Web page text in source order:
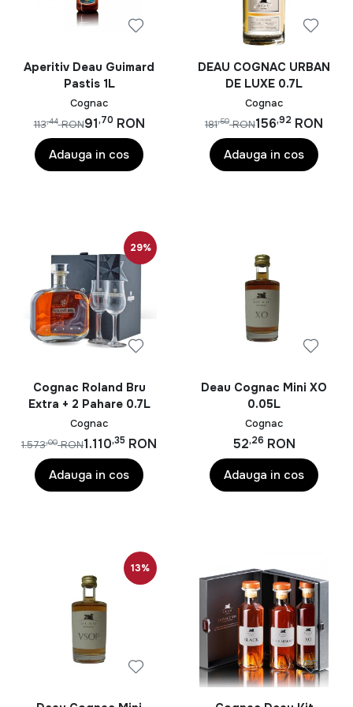
exigente gusturi. Descoperă rafinamentul și
profunzimea unei licori cu adevărat nepământene.
acolo unde eleganța întâlnește
excelența.
Aperitiv Deau Guimard
Pastis 1L
Cognac
91,70 RON
113,44 RON
Adauga in cos
DEAU COGNAC URBAN
DE LUXE 0.7L
Cognac
156,92 RON
181,50 RON
Adauga in cos
29%
Cognac Roland Bru
Extra + 2 Pahare 0.7L
Cognac
1.110,35 RON
1.573,00 RON
Adauga in cos
Deau Cognac Mini XO
0.05L
Cognac
52,26 RON
Adauga in cos
13%